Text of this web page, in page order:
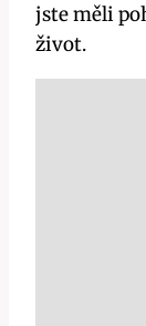
jste měli
život.